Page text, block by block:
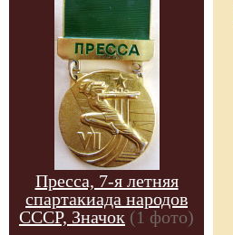
Пресса, 7-я летняя
спартакиада народов
СССР, Значок (1 фото)